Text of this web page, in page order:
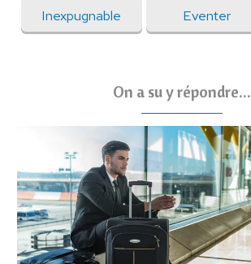
Inexpugnable Eventer
On a su y répondre...